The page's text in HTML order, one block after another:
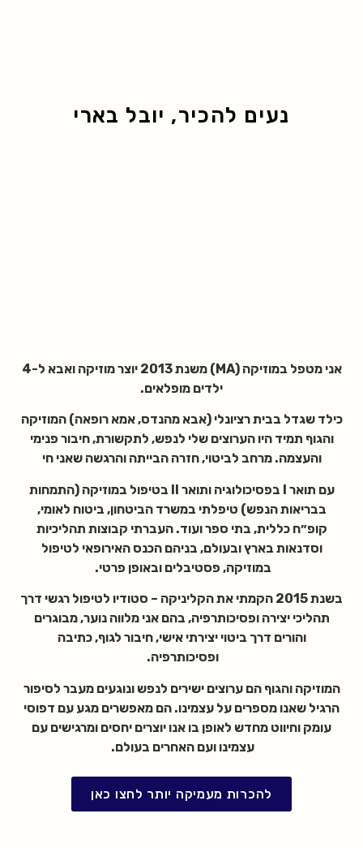
נעים להכיר, יובל בארי
אני מטפל במוזיקה (MA) משנת 2013 יוצר מוזיקה ואבא ל-4
ילדים מופלאים.
כילד שגדל בבית רציונלי (אבא מהנדס, אמא רופאה) המוזיקה
והגוף תמיד היו הערוצים שלי לנפש, לתקשורת, חיבור פנימי
והעצמה. מרחב לביטוי, חזרה הבייתה והרגשה שאני חי
עם תואר I בפסיכולוגיה ותואר II בטיפול במוזיקה (התמחות
בבריאות הנפש) טיפלתי במשרד הביטחון, ביטוח לאומי,
קופ״ח כללית, בתי ספר ועוד.העברתי קבוצות תהליכיות
וסדנאות בארץ ובעולם, בניהם הכנס האירופאי לטיפול
במוזיקה, פסטיבלים ובאופן פרטי.
בשנת 2015 הקמתי את הקליניקה – סטודיו לטיפול רגשי דרך
תהליכי יצירה ופסיכותרפיה, בהם אני מלווה נוער, מבוגרים
והורים דרך ביטוי יצירתי אישי, חיבור לגוף, כתיבה
ופסיכותרפיה.
המוזיקה והגוף הם ערוצים ישירים לנפש ונוגעים מעבר לסיפור
הרגיל שאנו מספרים על עצמינו. הם מאפשרים מגע עם דפוסי
עומק וחיווט מחדש לאופן בו אנו יוצרים יחסים ומרגישים עם
עצמינו ועם האחרים בעולם.
להכרות מעמיקה יותר לחצו כאן